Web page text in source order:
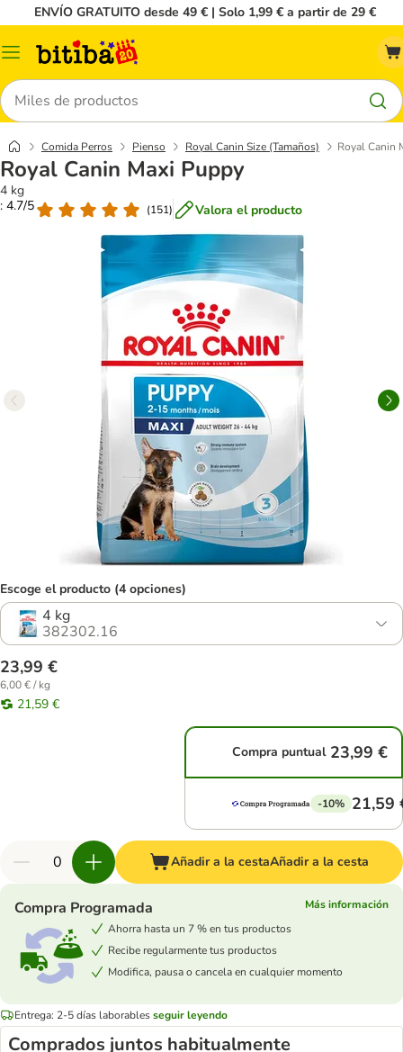
ENVÍO GRATUITO desde 49 € | Solo 1,99 € a partir de 29 €
Menú
Buscar
Comida Perros Pienso Royal Canin Size (Tamaños) Royal Canin
Royal Canin Maxi Puppy
4 kg
: 4.7/5
(151) Valora el producto
Escoge el producto (4 opciones)
4 kg
382302.16
23,99 €
6,00 € / kg
21,59 €
Compra puntual 23,99 €
-10% 21,59
Añadir a la cestaAñadir a la cesta
Compra Programada
Más información
Ahorra hasta un 7 % en tus productos
Recibe regularmente tus productos
Modifica, pausa o cancela en cualquier momento
Entrega: 2-5 días laborablesseguir leyendo
Comprados juntos habitualmente